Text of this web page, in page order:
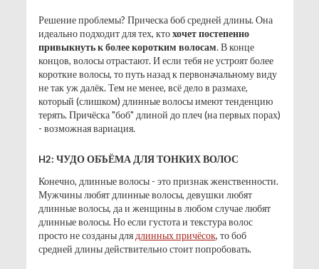
Решение проблемы? Прическа боб средней длины. Она
идеально подходит для тех, ктохочет постепенно
привыкнуть к более коротким волосам. В конце
концов, волосы отрастают. И если тебя не устроят более
короткие волосы, то путь назад к первоначальному виду
не так уж далёк. Тем не менее, всё дело в размахе,
который (слишком) длинные волосы имеют тенденцию
терять. Причёска "боб" длиной до плеч (на первых порах)
- возможная вариация.
H2: ЧУДО ОБЪЁМА ДЛЯ ТОНКИХ ВОЛОС
Конечно, длинные волосы - это признак женственности.
Мужчины любят длинные волосы, девушки любят
длинные волосы, да и женщины в любом случае любят
длинные волосы. Но если густота и текстура волос
просто не созданы длядлинных причёсок, то боб
средней длины действительно стоит попробовать.